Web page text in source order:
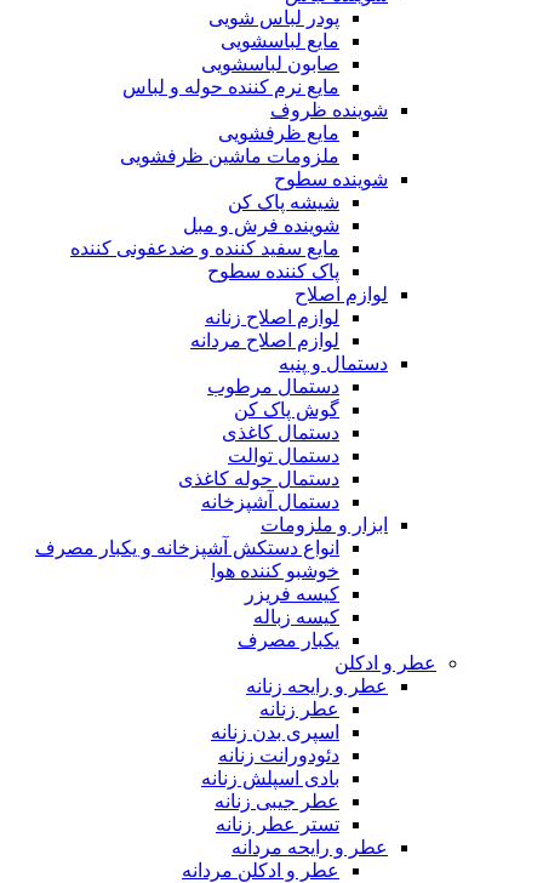
پودر لباس شویی
مایع لباسشویی
صابون لباسشویی
مایع نرم کننده حوله و لباس
شوینده ظروف
مایع ظرفشویی
ملزومات ماشین ظرفشویی
شوینده سطوح
شیشه پاک کن
شوینده فرش و مبل
مایع سفید کننده و ضدعفونی کننده
پاک کننده سطوح
لوازم اصلاح
لوازم اصلاح زنانه
لوازم اصلاح مردانه
دستمال و پنبه
دستمال مرطوب
گوش پاک کن
دستمال کاغذی
دستمال توالت
دستمال حوله کاغذی
دستمال آشپزخانه
ابزار و ملزومات
انواع دستکش آشپزخانه و یکبار مصرف
خوشبو کننده هوا
کیسه فریزر
کیسه زباله
یکبار مصرف
عطر و ادکلن
عطر و رایحه زنانه
عطر زنانه
اسپری بدن زنانه
دئودورانت زنانه
بادی اسپلش زنانه
عطر جیبی زنانه
تستر عطر زنانه
عطر و رایحه مردانه
عطر و ادکلن مردانه